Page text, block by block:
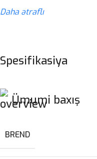
Daha ətraflı
Spesifikasiya
Ümumi baxış
BREND